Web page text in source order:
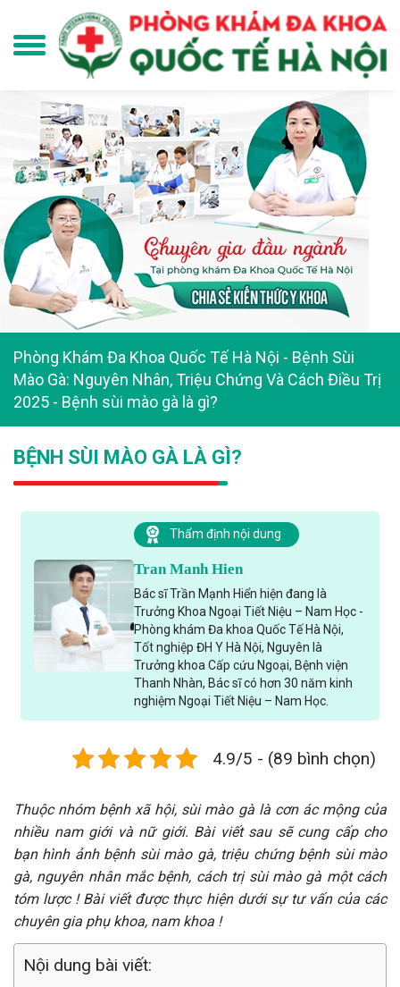
Phòng Khám Đa Khoa Quốc Tế Hà Nội - Bệnh Sùi
Mào Gà: Nguyên Nhân, Triệu Chứng Và Cách Điều Trị
2025 - Bệnh sùi mào gà là gì?
BỆNH SÙI MÀO GÀ LÀ GÌ?
Thẩm định nội dung
Tran Manh Hien
Bác sĩ Trần Mạnh Hiển hiện đang là
Trưởng Khoa Ngoại Tiết Niệu – Nam Học -
Phòng khám Đa khoa Quốc Tế Hà Nội,
Tốt nghiệp ĐH Y Hà Nội, Nguyên là
Trưởng khoa Cấp cứu Ngoại, Bệnh viện
Thanh Nhàn, Bác sĩ có hơn 30 năm kinh
nghiệm Ngoại Tiết Niệu – Nam Học.
4.9/5 - (89 bình chọn)
Thuộc nhóm bệnh xã hội, sùi mào gà là cơn ác mộng của
nhiều nam giới và nữ giới. Bài viết sau sẽ cung cấp cho
bạn hình ảnh bệnh sùi mào gà, triệu chứng bệnh sùi mào
gà, nguyên nhân mắc bệnh, cách trị sùi mào gà một cách
tóm lược ! Bài viết được thực hiện dưới sự tư vấn của các
chuyên gia phụ khoa, nam khoa !
Nội dung bài viết: